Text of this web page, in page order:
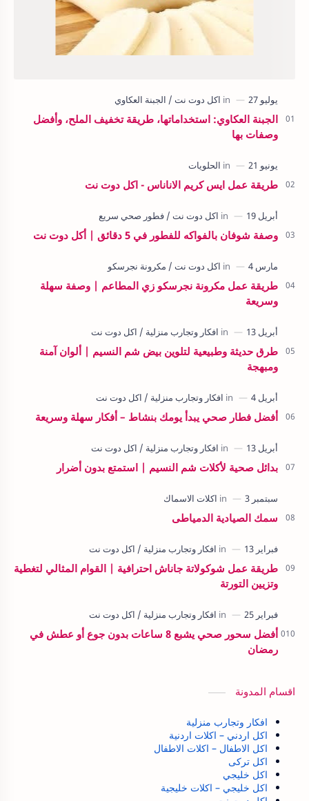
الجبنة العكاوي: استخداماتها، طريقة تخفيف الملح، وأفضل
وصفات بها
طريقة عمل ايس كريم الاناناس - اكل دوت نت
وصفة شوفان بالفواكه للفطور في 5 دقائق | أكل دوت نت
طريقة عمل مكرونة نجرسكو زي المطاعم | وصفة سهلة
وسريعة
طرق حديثة وطبيعية لتلوين بيض شم النسيم | ألوان آمنة
ومبهجة
أفضل فطار صحي يبدأ يومك بنشاط – أفكار سهلة وسريعة
بدائل صحية لأكلات شم النسيم | استمتع بدون أضرار
سمك الصيادية الدمياطى
طريقة عمل شوكولاتة جاناش احترافية | القوام المثالي لتغطية
وتزيين التورتة
أفضل سحور صحي يشبع 8 ساعات بدون جوع أو عطش في
رمضان
اقسام المدونة
افكار وتجارب منزلية
اكل اردني – اكلات اردنية
اكل الاطفال – اكلات الاطفال
اكل تركى
اكل خليجي
اكل خليجي – اكلات خليجية